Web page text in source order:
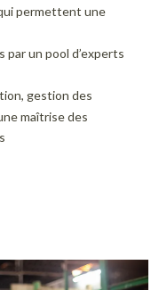
permettent une
un pool d’experts
gestion des
maîtrise des